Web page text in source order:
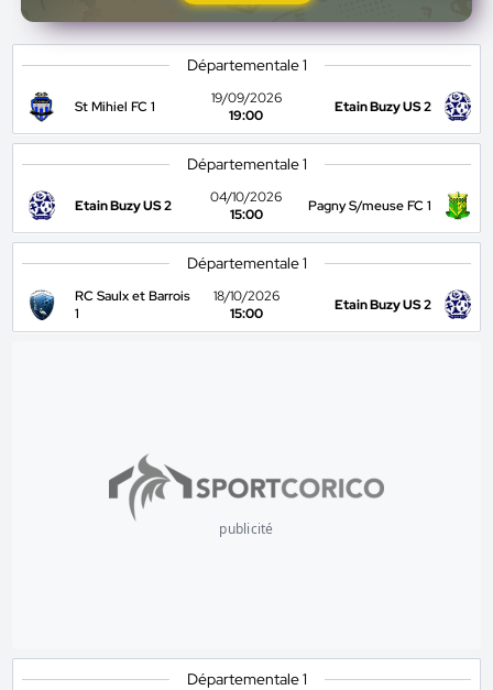
Départementale 1
St Mihiel FC 1
19/09/2026
19:00
Etain Buzy US 2
Départementale 1
Etain Buzy US 2
04/10/2026
15:00
Pagny S/meuse FC 1
Départementale 1
RC Saulx et Barrois
1
18/10/2026
15:00
Etain Buzy US 2
publicité
Départementale 1